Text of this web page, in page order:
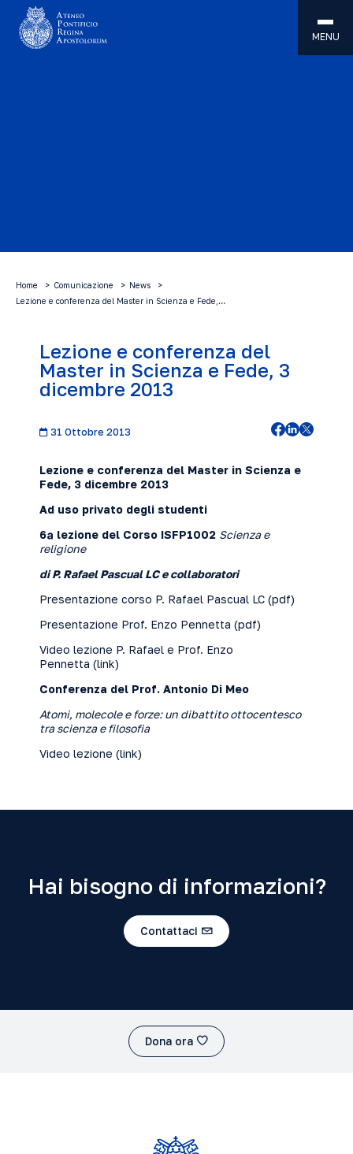
MENU
Home Comunicazione
News
Lezione e conferenza del Master in Scienza e Fede,…
Lezione e conferenza del
Master in Scienza e Fede, 3
dicembre 2013
31 Ottobre 2013
Lezione e conferenza del Master in Scienza e
Fede, 3 dicembre 2013
Ad uso privato degli studenti
6ª lezione del Corso ISFP1002 Scienza e
religione
di P. Rafael Pascual LC e collaboratori
Presentazione corso P. Rafael Pascual LC (pdf)
Presentazione Prof. Enzo Pennetta (pdf)
Video lezione P. Rafael e Prof. Enzo
Pennetta (link)
Conferenza del Prof. Antonio Di Meo
Atomi, molecole e forze: un dibattito ottocentesco
tra scienza e filosofia
Video lezione (link)
Hai bisogno di informazioni?
Contattaci
Dona ora